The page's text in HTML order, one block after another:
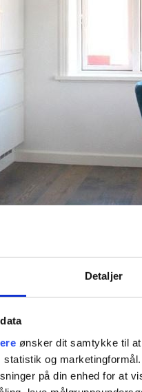
Detaljer
ønsker dit samtykke til
og
på din enhed for at
(2) för 4 personer